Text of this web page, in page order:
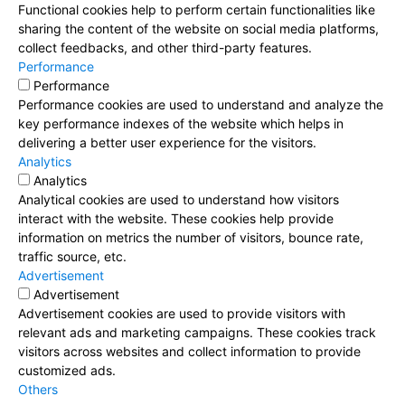
Functional cookies help to perform certain functionalities like
sharing the content of the website on social media platforms,
collect feedbacks, and other third-party features.
Performance
Performance
Performance cookies are used to understand and analyze the
key performance indexes of the website which helps in
delivering a better user experience for the visitors.
Analytics
Analytics
Analytical cookies are used to understand how visitors
interact with the website. These cookies help provide
information on metrics the number of visitors, bounce rate,
traffic source, etc.
Advertisement
Advertisement
Advertisement cookies are used to provide visitors with
relevant ads and marketing campaigns. These cookies track
visitors across websites and collect information to provide
customized ads.
Others